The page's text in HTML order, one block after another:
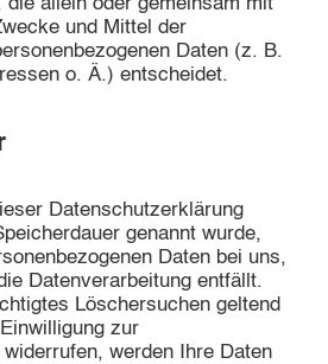
allein oder gemeinsam mit
und Mittel der
Daten (z. B.
o. Ä.) entscheidet.
Datenschutzerklärung
genannt wurde,
Daten bei uns,
Datenverarbeitung entfällt.
Löschersuchen geltend
zur
werden Ihre Daten